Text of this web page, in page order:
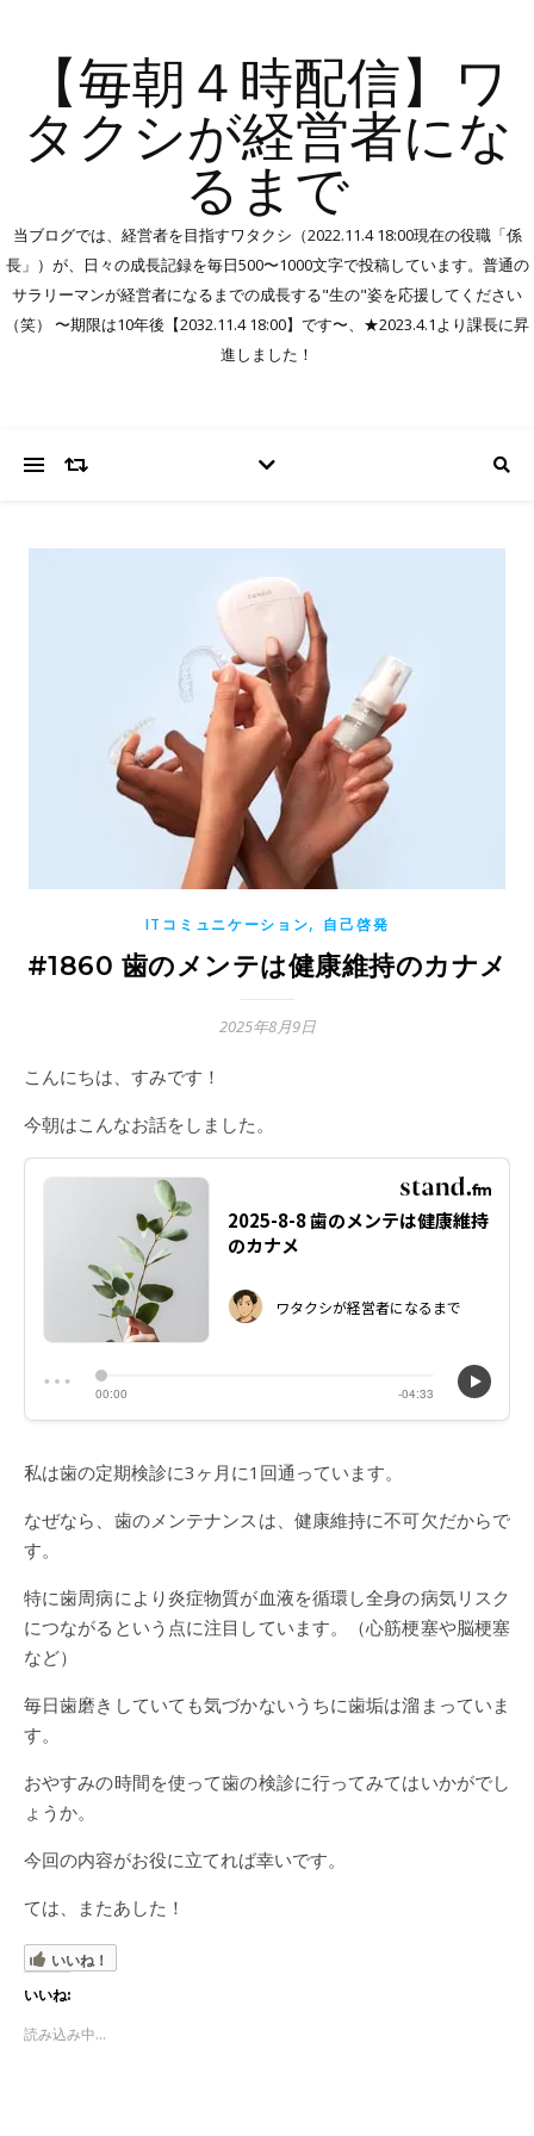
【毎朝４時配信】ワ
タクシが経営者にな
るまで
当ブログでは、経営者を目指すワタクシ（2022.11.4 18:00現在の役職「係
長」）が、日々の成長記録を毎日500〜1000文字で投稿しています。普通の
サラリーマンが経営者になるまでの成長する"生の"姿を応援してください
（笑） 〜期限は10年後【2032.11.4 18:00】です〜、★2023.4.1より課長に昇
進しました！
ITコミュニケーション, 自己啓発
#1860 歯のメンテは健康維持のカナメ
2025年8月9日
こんにちは、すみです！
今朝はこんなお話をしました。
私は歯の定期検診に3ヶ月に1回通っています。
なぜなら、歯のメンテナンスは、健康維持に不可欠だからで
す。
特に歯周病により炎症物質が血液を循環し全身の病気リスク
につながるという点に注目しています。（心筋梗塞や脳梗塞
など）
毎日歯磨きしていても気づかないうちに歯垢は溜まっていま
す。
おやすみの時間を使って歯の検診に行ってみてはいかがでし
ょうか。
今回の内容がお役に立てれば幸いです。
ては、またあした！
いいね！
いいね:
読み込み中...